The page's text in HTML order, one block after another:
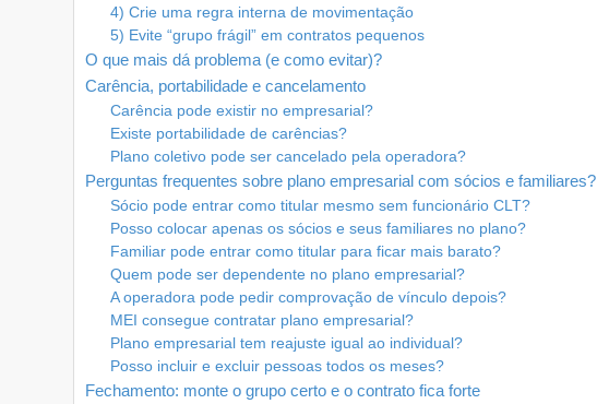
4) Crie uma regra interna de movimentação
5) Evite “grupo frágil” em contratos pequenos
O que mais dá problema (e como evitar)?
Carência, portabilidade e cancelamento
Carência pode existir no empresarial?
Existe portabilidade de carências?
Plano coletivo pode ser cancelado pela operadora?
Perguntas frequentes sobre plano empresarial com sócios e familiares?
Sócio pode entrar como titular mesmo sem funcionário CLT?
Posso colocar apenas os sócios e seus familiares no plano?
Familiar pode entrar como titular para ficar mais barato?
Quem pode ser dependente no plano empresarial?
A operadora pode pedir comprovação de vínculo depois?
MEI consegue contratar plano empresarial?
Plano empresarial tem reajuste igual ao individual?
Posso incluir e excluir pessoas todos os meses?
Fechamento: monte o grupo certo e o contrato fica forte